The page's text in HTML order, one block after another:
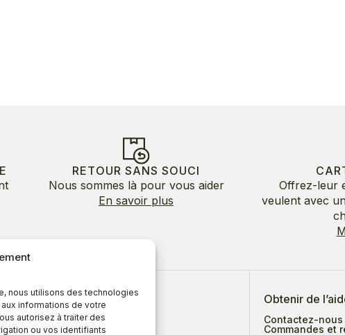
nous utilisons des technologies
informations de votre
autorisez à traiter des
ou vos identifiants
RETOUR SANS SOUCI
Nous sommes là pour vous aider
En savoir plus
Offrez-leur
veulent avec
À propos de nous
À propos
Avantages
Obtenir de
Contactez-nous
Commandes et